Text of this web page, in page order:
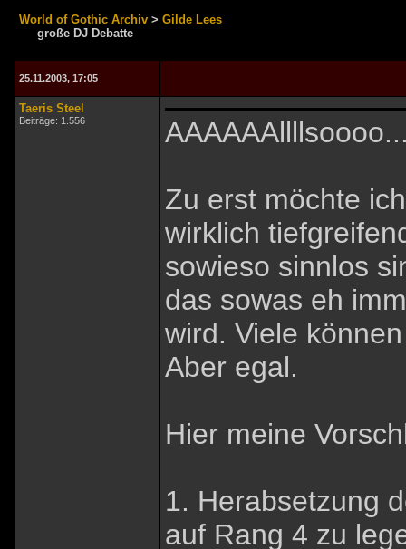
World of Gothic Archiv > Gilde Lees
große DJ Debatte
25.11.2003, 17:05
Taeris Steel
Beiträge: 1.556
Zu erst möchte
wirklich
sowieso sinnlos
das sowas eh
wird. Viele
Aber egal.
Hier meine
1. Herabsetzung
auf Rang 4 zu